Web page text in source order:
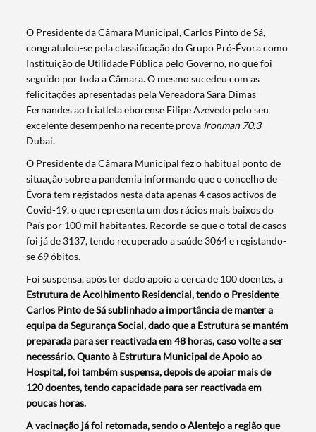
O Presidente da Câmara Municipal, Carlos Pinto de Sá,
congratulou-se pela classificação do Grupo Pró-Évora como
Instituição de Utilidade Pública pelo Governo, no que foi
seguido por toda a Câmara. O mesmo sucedeu com as
felicitações apresentadas pela Vereadora Sara Dimas
Fernandes ao triatleta eborense Filipe Azevedo pelo seu
excelente desempenho na recente prova Ironman 70.3
Dubai.
O Presidente da Câmara Municipal fez o habitual ponto de
situação sobre a pandemia informando que o concelho de
Évora tem registados nesta data apenas 4 casos activos de
Covid-19, o que representa um dos rácios mais baixos do
País por 100 mil habitantes. Recorde-se que o total de casos
foi já de 3137, tendo recuperado a saúde 3064 e registando-
se 69 óbitos.
Foi suspensa, após ter dado apoio a cerca de 100 doentes, a
Estrutura de Acolhimento Residencial, tendo o Presidente
Carlos Pinto de Sá sublinhado a importância de manter a
equipa da Segurança Social, dado que a Estrutura se mantém
preparada para ser reactivada em 48 horas, caso volte a ser
necessário. Quanto à Estrutura Municipal de Apoio ao
Hospital, foi também suspensa, depois de apoiar mais de
120 doentes, tendo capacidade para ser reactivada em
poucas horas.
A vacinação já foi retomada, sendo o Alentejo a região que